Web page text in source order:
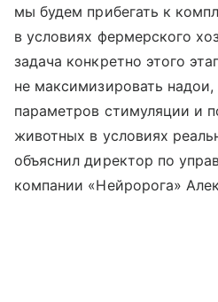
мы будем прибегать к
в условиях фермерского
задача конкретно этого
не максимизировать надои,
параметров стимуляции и
животных в условиях
объяснил директор по
компании «Нейророга»